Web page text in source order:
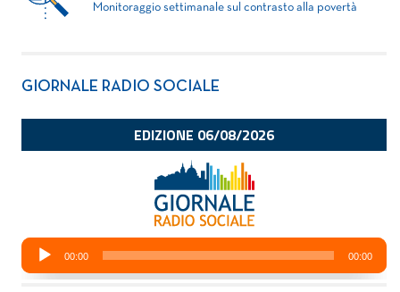
Monitoraggio settimanale sul contrasto alla povertà
GIORNALE RADIO SOCIALE